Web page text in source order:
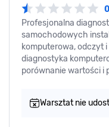
Profesjonalna
samochodowych
komputerowa, odczyt i
diagnostyka
porównanie wartości i
Warsztat nie